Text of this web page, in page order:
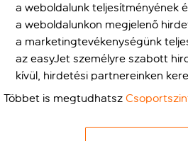
a weboldalunk teljesítményének
a weboldalunkon megjelenő
a marketingtevékenységünk
az easyJet személyre szabott
kívül, hirdetési partnereinken
Többet is megtudhatsz